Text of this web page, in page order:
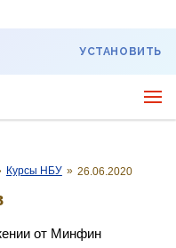
УСТАНОВИТЬ
Курсы НБУ » 26.06.2020
от Минфин